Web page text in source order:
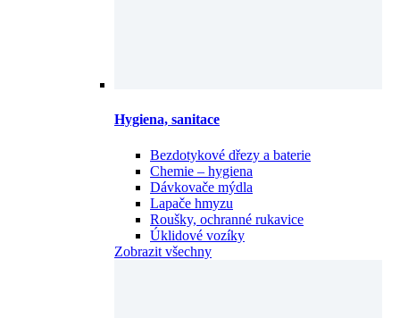
Hygiena, sanitace
Bezdotykové dřezy a baterie
Chemie – hygiena
Dávkovače mýdla
Lapače hmyzu
Roušky, ochranné rukavice
Úklidové vozíky
Zobrazit všechny